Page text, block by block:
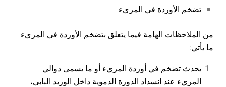
تضخم الأوردة في المريء
من الملاحظات الهامة فيما يتعلق بتضخم الأوردة في المريء
ما يأتي:
يحدث تضخم في أوردة المريء أو ما يسمى دوالي
المريء عند انسداد الدورة الدموية داخل الوريد البابي،